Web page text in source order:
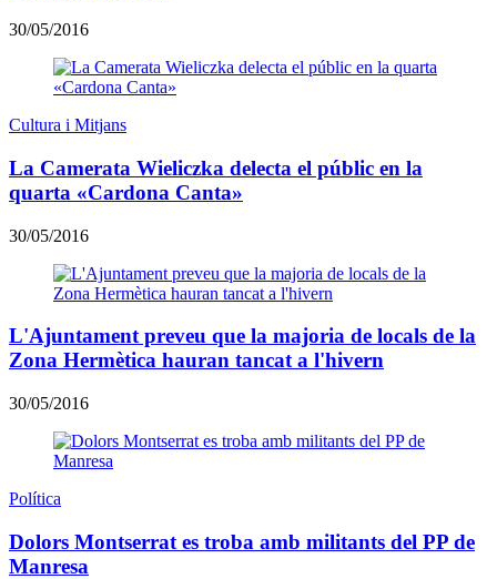
30/05/2016
Cultura i Mitjans
La Camerata Wieliczka delecta el públic en la
quarta «Cardona Canta»
30/05/2016
L'Ajuntament preveu que la majoria de locals de la
Zona Hermètica hauran tancat a l'hivern
30/05/2016
Política
Dolors Montserrat es troba amb militants del PP de
Manresa